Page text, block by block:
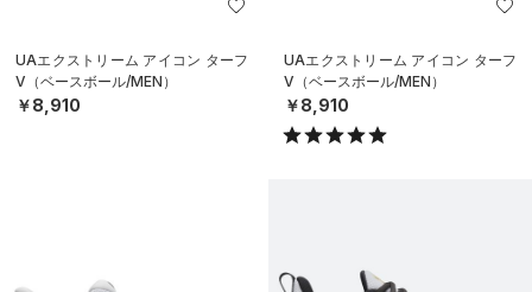
UAエクストリーム アイコン ターフ
V（ベースボール/MEN）
￥8,910
UAエクストリーム アイコン ターフ
V（ベースボール/MEN）
￥8,910